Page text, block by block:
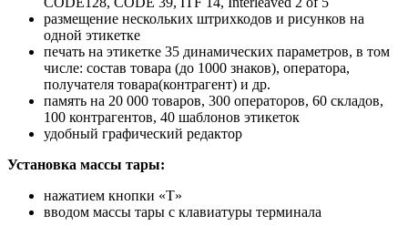
размещение нескольких штрихкодов и рисунков на
одной этикетке
печать на этикетке 35 динамических параметров, в том
числе: состав товара (до 1000 знаков), оператора,
получателя товара(контрагент) и др.
память на 20 000 товаров, 300 операторов, 60 складов,
100 контрагентов, 40 шаблонов этикеток
удобный графический редактор
Установка массы тары:
нажатием кнопки «T»
вводом массы тары с клавиатуры терминала